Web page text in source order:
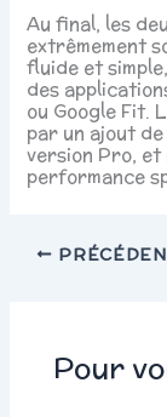
Au final, les
extrêmement
fluide et
des
ou Google Fit.
par un ajout
version Pro,
performance
Pour